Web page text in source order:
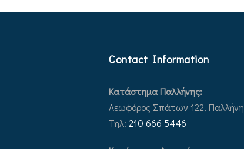
Contact Information
Κατάστημα Παλλήνης:
Λεωφόρος Σπάτων 122, Παλλήνη
Τηλ: 210 666 5446